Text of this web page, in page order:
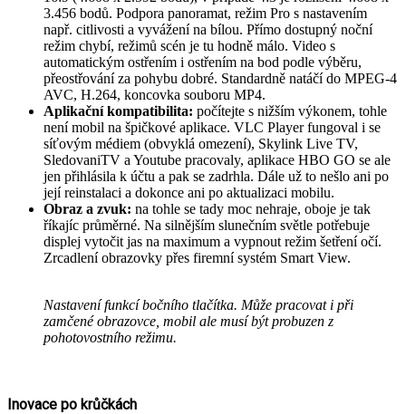
3.456 bodů. Podpora panoramat, režim Pro s nastavením
např. citlivosti a vyvážení na bílou. Přímo dostupný noční
režim chybí, režimů scén je tu hodně málo. Video s
automatickým ostřením i ostřením na bod podle výběru,
přeostřování za pohybu dobré. Standardně natáčí do MPEG-4
AVC, H.264, koncovka souboru MP4.
Aplikační kompatibilita: počítejte s nižším výkonem, tohle
není mobil na špičkové aplikace. VLC Player fungoval i se
síťovým médiem (obvyklá omezení), Skylink Live TV,
SledovaniTV a Youtube pracovaly, aplikace HBO GO se ale
jen přihlásila k účtu a pak se zadrhla. Dále už to nešlo ani po
její reinstalaci a dokonce ani po aktualizaci mobilu.
Obraz a zvuk: na tohle se tady moc nehraje, oboje je tak
říkajíc průměrné. Na silnějším slunečním světle potřebuje
displej vytočit jas na maximum a vypnout režim šetření očí.
Zrcadlení obrazovky přes firemní systém Smart View.
Nastavení funkcí bočního tlačítka. Může pracovat i při
zamčené obrazovce, mobil ale musí být probuzen z
pohotovostního režimu.
Inovace po krůčkách